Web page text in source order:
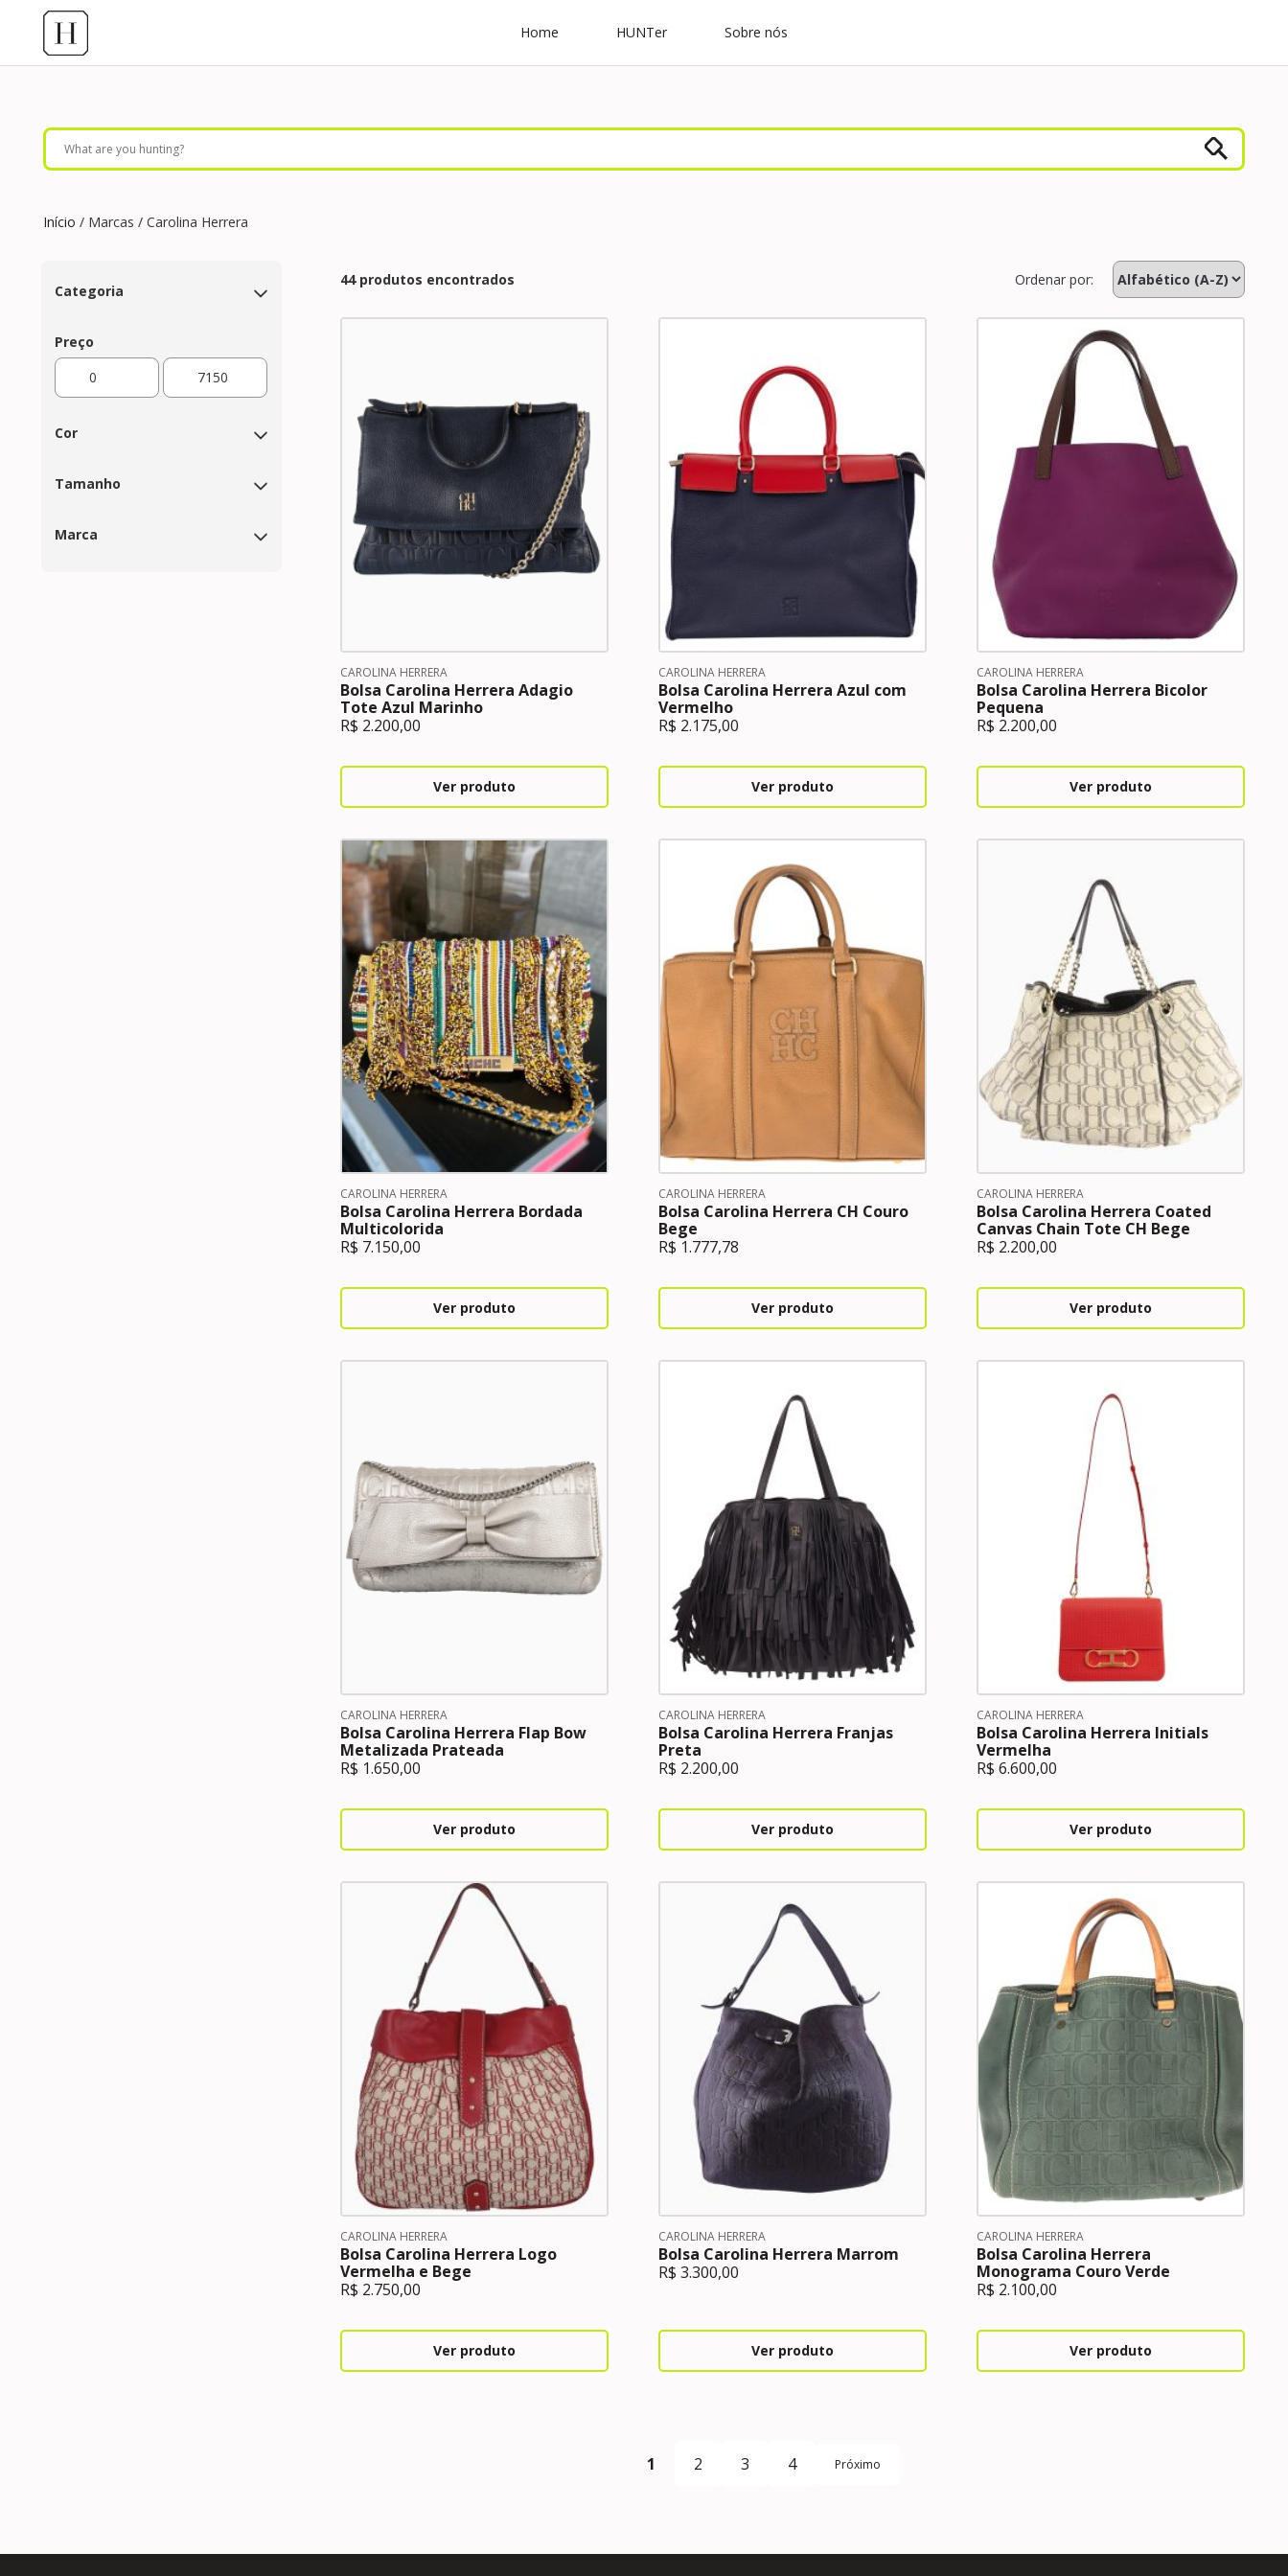
Home HUNTer Sobre nós
Início / Marcas / Carolina Herrera
Categoria
Preço
Cor
Tamanho
Marca
44 produtos encontrados Ordenar por:
CAROLINA HERRERA
Bolsa Carolina Herrera Adagio
Tote Azul Marinho
R$ 2.200,00
Ver produto
CAROLINA HERRERA
Bolsa Carolina Herrera Azul com
Vermelho
R$ 2.175,00
Ver produto
CAROLINA HERRERA
Bolsa Carolina Herrera Bicolor
Pequena
R$ 2.200,00
Ver produto
CAROLINA HERRERA
Bolsa Carolina Herrera Bordada
Multicolorida
R$ 7.150,00
Ver produto
CAROLINA HERRERA
Bolsa Carolina Herrera CH Couro
Bege
R$ 1.777,78
Ver produto
CAROLINA HERRERA
Bolsa Carolina Herrera Coated
Canvas Chain Tote CH Bege
R$ 2.200,00
Ver produto
CAROLINA HERRERA
Bolsa Carolina Herrera Flap Bow
Metalizada Prateada
R$ 1.650,00
Ver produto
CAROLINA HERRERA
Bolsa Carolina Herrera Franjas
Preta
R$ 2.200,00
Ver produto
CAROLINA HERRERA
Bolsa Carolina Herrera Initials
Vermelha
R$ 6.600,00
Ver produto
CAROLINA HERRERA
Bolsa Carolina Herrera Logo
Vermelha e Bege
R$ 2.750,00
Ver produto
CAROLINA HERRERA
Bolsa Carolina Herrera Marrom
R$ 3.300,00
Ver produto
CAROLINA HERRERA
Bolsa Carolina Herrera
Monograma Couro Verde
R$ 2.100,00
Ver produto
1 2 3 4 Próximo